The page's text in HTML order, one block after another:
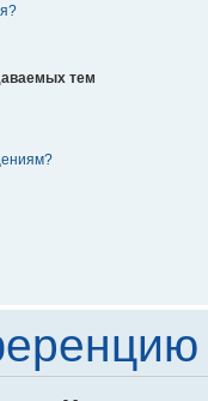
тем